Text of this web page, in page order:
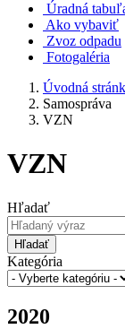
Úradná
Ako vybaviť
Zvoz odpadu
Fotogaléria
Úvodná
Samospráva
VZN
VZN
Hľadať
Hľadať
Kategória
2020